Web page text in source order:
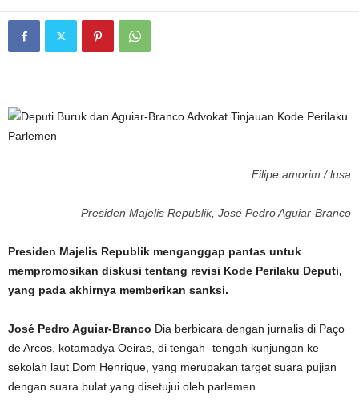
Filipe amorim / lusa
Presiden Majelis Republik, José Pedro Aguiar-Branco
Presiden Majelis Republik menganggap pantas untuk
mempromosikan diskusi tentang revisi Kode Perilaku Deputi,
yang pada akhirnya memberikan sanksi.
José Pedro Aguiar-Branco Dia berbicara dengan jurnalis di Paço
de Arcos, kotamadya Oeiras, di tengah -tengah kunjungan ke
sekolah laut Dom Henrique, yang merupakan target suara pujian
dengan suara bulat yang disetujui oleh parlemen.